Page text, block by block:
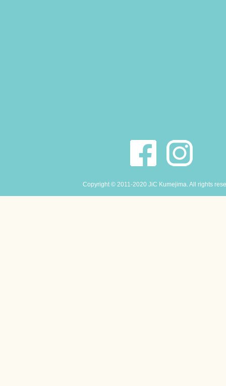
Copyright © 2011-2020 JiC Kumejima. All rights